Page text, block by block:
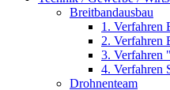
Breitbandausbau
1. Verfahren
2. Verfahren
3. Verfahren
4. Verfahren
Drohnenteam